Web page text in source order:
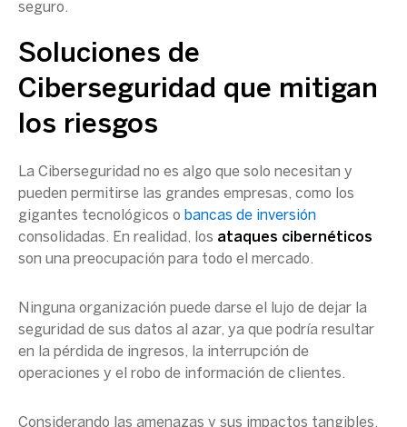
seguro.
Soluciones de
Ciberseguridad que mitigan
los riesgos
La Ciberseguridad no es algo que solo necesitan y
pueden permitirse las grandes empresas, como los
gigantes tecnológicos o bancas de inversión
consolidadas. En realidad, los ataques cibernéticos
son una preocupación para todo el mercado.
Ninguna organización puede darse el lujo de dejar la
seguridad de sus datos al azar, ya que podría resultar
en la pérdida de ingresos, la interrupción de
operaciones y el robo de información de clientes.
Considerando las amenazas y sus impactos tangibles,